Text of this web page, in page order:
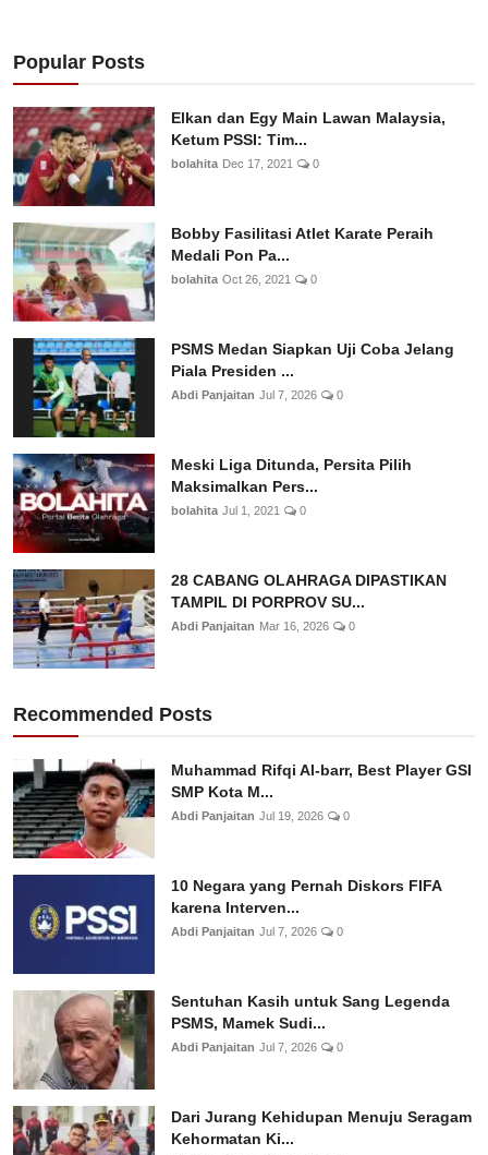
Popular Posts
Elkan dan Egy Main Lawan Malaysia,
Ketum PSSI: Tim...
bolahita Dec 17, 2021 0
Bobby Fasilitasi Atlet Karate Peraih
Medali Pon Pa...
bolahita Oct 26, 2021 0
PSMS Medan Siapkan Uji Coba Jelang
Piala Presiden ...
Abdi Panjaitan Jul 7, 2026 0
Meski Liga Ditunda, Persita Pilih
Maksimalkan Pers...
bolahita Jul 1, 2021 0
28 CABANG OLAHRAGA DIPASTIKAN
TAMPIL DI PORPROV SU...
Abdi Panjaitan Mar 16, 2026 0
Recommended Posts
Muhammad Rifqi Al-barr, Best Player GSI
SMP Kota M...
Abdi Panjaitan Jul 19, 2026 0
10 Negara yang Pernah Diskors FIFA
karena Interven...
Abdi Panjaitan Jul 7, 2026 0
Sentuhan Kasih untuk Sang Legenda
PSMS, Mamek Sudi...
Abdi Panjaitan Jul 7, 2026 0
Dari Jurang Kehidupan Menuju Seragam
Kehormatan Ki...